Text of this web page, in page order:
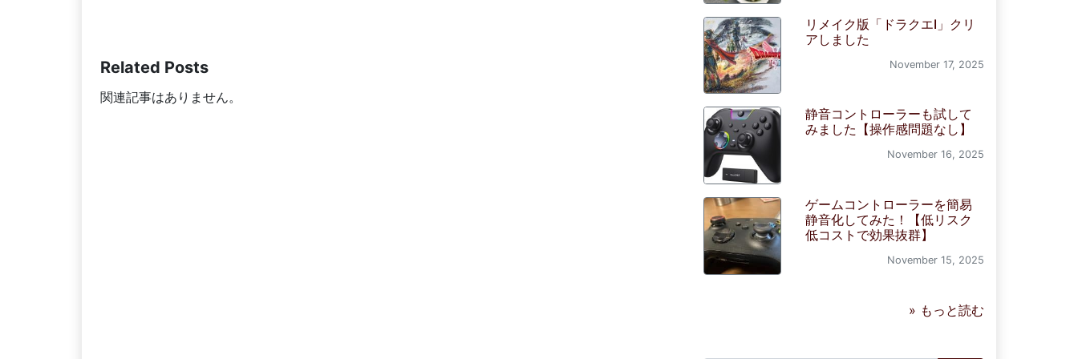
Related Posts
関連記事はありません。
リメイク版「ドラクエI」クリ
アしました
November 17, 2025
静音コントローラーも試して
みました【操作感問題なし】
November 16, 2025
ゲームコントローラーを簡易
静音化してみた！【低リスク
低コストで効果抜群】
November 15, 2025
» もっと読む